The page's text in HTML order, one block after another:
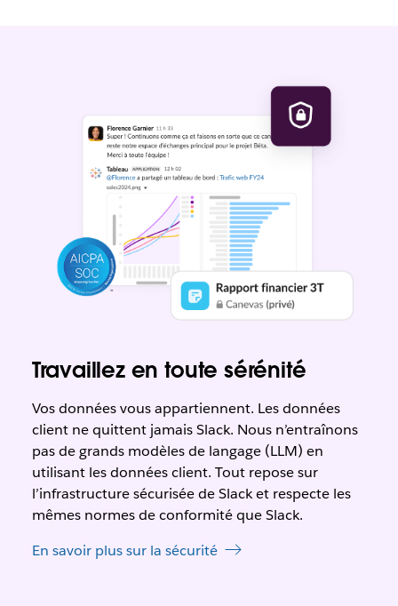
Travaillez en toute sérénité
Vos données vous appartiennent. Les données
client ne quittent jamais Slack. Nous n’entraînons
pas de grands modèles de langage (LLM) en
utilisant les données client. Tout repose sur
l’infrastructure sécurisée de Slack et respecte les
mêmes normes de conformité que Slack.
En savoir plus sur la sécurité